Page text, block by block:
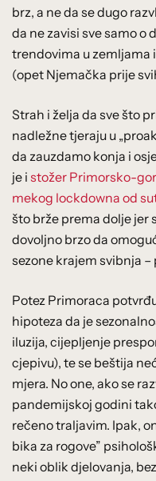
brz, a ne da se dugo
da ne zavisi sve samo o
trendovima u zemljama
(opet Njemačka prije
Strah i želja da sve što
nadležne tjeraju u
da zauzdamo konja i
je i stožer Primorsko-
mekog lockdowna od
što brže prema dolje jer
dovoljno brzo da
sezone krajem svibnja
Potez Primoraca
hipoteza da je
iluzija, cijepljenje
cjepivu), te se beštija
mjera. No one, ako se
pandemijskoj godini
rečeno traljavim. Ipak,
bika za rogove”
neki oblik djelovanja,